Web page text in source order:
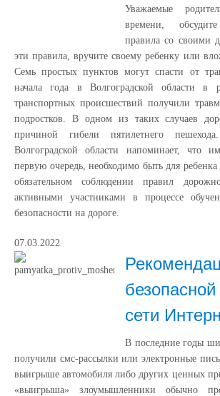
Уважаемые
времени,
правила со своими
эти правила, вручите своему ребенку или
Семь простых пунктов могут спасти от
начала года в Волгоградской области в
транспортных происшествий получили
подростков. В одном из таких случаев
причиной гибели пятилетнего пешехода.
Волгоградской области напоминает, что
первую очередь, необходимо быть для
обязательном соблюдении правил
активными участниками в процессе
безопасности на дороге.
07.03.2022
сети
В последние годы
получили смс-рассылки или электронные
выигрыше автомобиля либо других ценных
«выигрыша» злоумышленники обычно